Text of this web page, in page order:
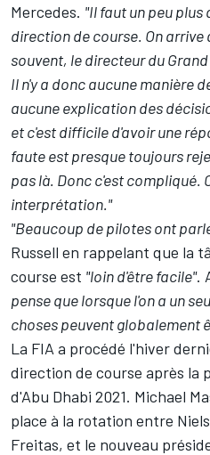
Mercedes. "Il faut un peu
direction de course. On arrive
souvent, le directeur du
Il n'y a donc aucune manière
aucune explication des
et c'est difficile d'avoir une
faute est presque toujours
pas là. Donc c'est compliqué.
interprétation."
"Beaucoup de pilotes ont
Russell en rappelant que la
course est "loin d'être facile".
pense que lorsque l'on a un
choses peuvent globalement
La FIA a procédé l'hiver
direction de course après la
d'Abu Dhabi 2021. Michael
place à la rotation entre
Freitas, et le nouveau